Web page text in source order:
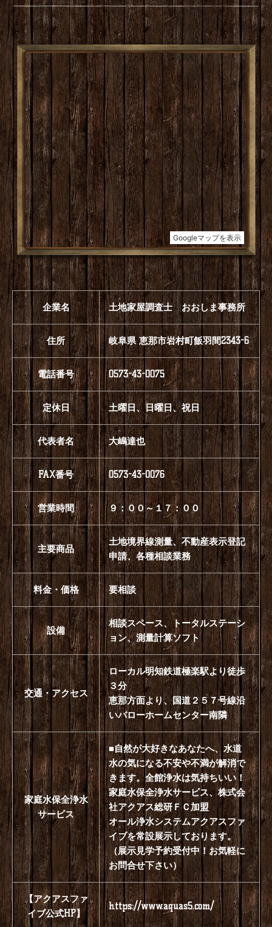
企業名 土地家屋調査士 おおしま事務所
住所 岐阜県 恵那市岩村町飯羽間2343-6
電話番号 0573-43-0075
定休日 土曜日、日曜日、祝日
代表者名 大嶋達也
FAX番号 0573-43-0076
営業時間 ９：００～１７：００
主要商品
土地境界線測量、不動産表示登記
申請、各種相談業務
料金・価格 要相談
設備
相談スペース、トータルステーシ
ョン、測量計算ソフト
交通・アクセス
ローカル明知鉄道極楽駅より徒歩
３分
恵那方面より、国道２５７号線沿
いバローホームセンター南隣
家庭水保全浄水
サービス
■自然が大好きなあなたへ、水道
水の気になる不安や不満が解消で
きます。全館浄水は気持ちいい！
家庭水保全浄水サービス、株式会
社アクアス総研ＦＣ加盟
オール浄水システムアクアスファ
イブを常設展示しております。
（展示見学予約受付中！お気軽に
お問合せ下さい）
【アクアスファ
イブ公式HP】
https://www.aquas5.com/
講師
恵那三学塾 出前講座「空き家対
策・所有者所在不明時代の土地境
界管理入門」講師